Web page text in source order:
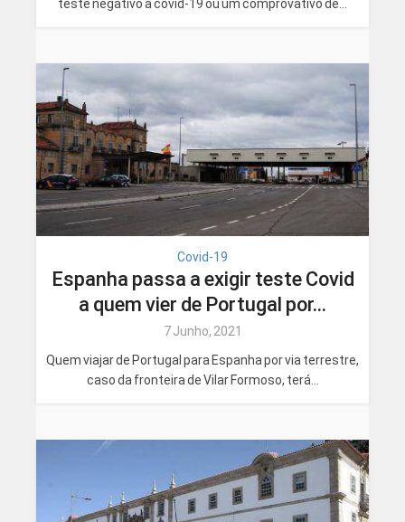
teste negativo à covid-19 ou um comprovativo de...
Covid-19
Espanha passa a exigir teste Covid
a quem vier de Portugal por...
7 Junho, 2021
Quem viajar de Portugal para Espanha por via terrestre,
caso da fronteira de Vilar Formoso, terá...